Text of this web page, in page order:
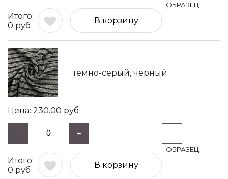
0 руб
В корзину
темно-серый, черный
230.00 руб
- +
0 руб
В корзину